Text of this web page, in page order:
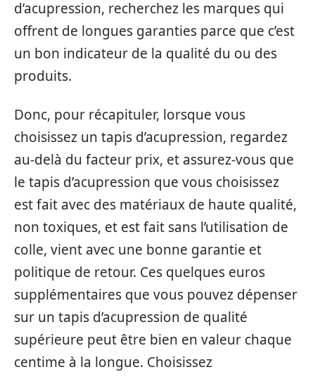
d’acupression, recherchez les marques qui
offrent de longues garanties parce que c’est
un bon indicateur de la qualité du ou des
produits.
Donc, pour récapituler, lorsque vous
choisissez un tapis d’acupression, regardez
au-delà du facteur prix, et assurez-vous que
le tapis d’acupression que vous choisissez
est fait avec des matériaux de haute qualité,
non toxiques, et est fait sans l’utilisation de
colle, vient avec une bonne garantie et
politique de retour. Ces quelques euros
supplémentaires que vous pouvez dépenser
sur un tapis d’acupression de qualité
supérieure peut être bien en valeur chaque
centime à la longue. Choisissez